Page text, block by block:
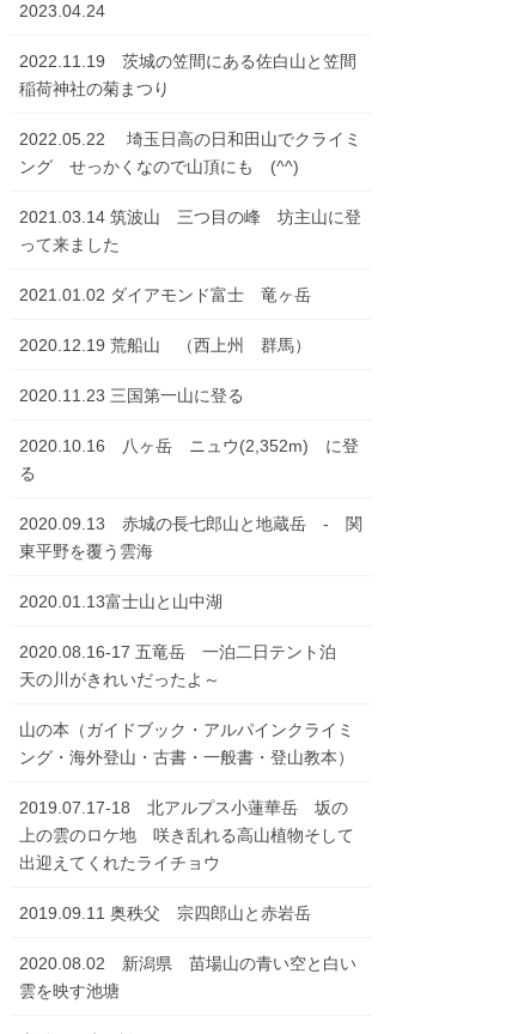
2023.04.24
2022.11.19 茨城の笠間にある佐白山と笠間
稲荷神社の菊まつり
2022.05.22 埼玉日高の日和田山でクライミ
ング せっかくなので山頂にも (^^)
2021.03.14 筑波山 三つ目の峰 坊主山に登
って来ました
2021.01.02 ダイアモンド富士 竜ヶ岳
2020.12.19 荒船山 （西上州 群馬）
2020.11.23 三国第一山に登る
2020.10.16 八ヶ岳 ニュウ(2,352m) に登
る
2020.09.13 赤城の長七郎山と地蔵岳 - 関
東平野を覆う雲海
2020.01.13富士山と山中湖
2020.08.16-17 五竜岳 一泊二日テント泊
天の川がきれいだったよ～
山の本（ガイドブック・アルパインクライミ
ング・海外登山・古書・一般書・登山教本）
2019.07.17-18 北アルプス小蓮華岳 坂の
上の雲のロケ地 咲き乱れる高山植物そして
出迎えてくれたライチョウ
2019.09.11 奥秩父 宗四郎山と赤岩岳
2020.08.02 新潟県 苗場山の青い空と白い
雲を映す池塘